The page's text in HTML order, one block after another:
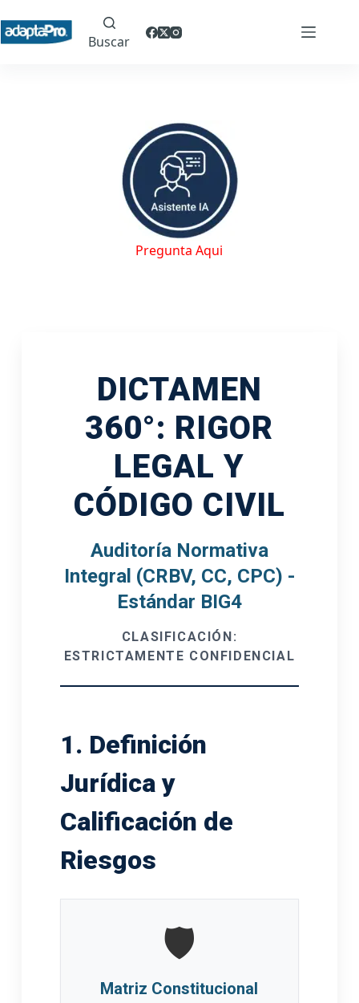
Buscar
Pregunta Aqui
DICTAMEN
360°: RIGOR
LEGAL Y
CÓDIGO CIVIL
Auditoría Normativa
Integral (CRBV, CC, CPC) -
Estándar BIG4
CLASIFICACIÓN:
ESTRICTAMENTE CONFIDENCIAL
1. Definición
Jurídica y
Calificación de
Riesgos
🛡️
Matriz Constitucional